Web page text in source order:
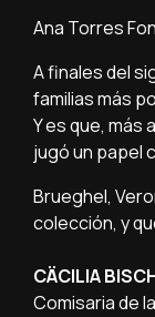
Ana Torres
A finales del
familias más
Y es que, más
jugó un papel
Brueghel,
colección, y
CÄCILIA
Comisaria de